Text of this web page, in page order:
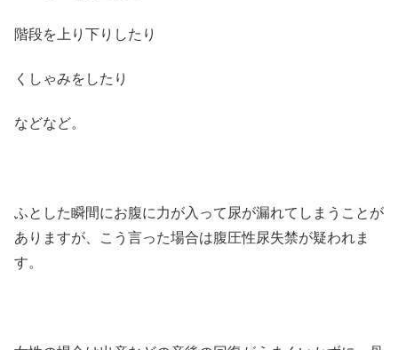
階段を上り下りしたり
くしゃみをしたり
などなど。
ふとした瞬間にお腹に力が入って尿が漏れてしまうことが
ありますが、こう言った場合は腹圧性尿失禁が疑われま
す。